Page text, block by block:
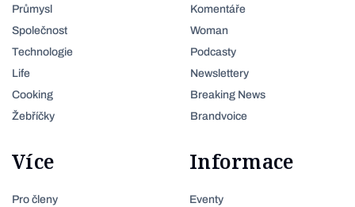
Průmysl
Společnost
Technologie
Life
Cooking
Žebříčky
Komentáře
Woman
Podcasty
Newslettery
Breaking News
Brandvoice
Více
Pro členy
Informace
Eventy